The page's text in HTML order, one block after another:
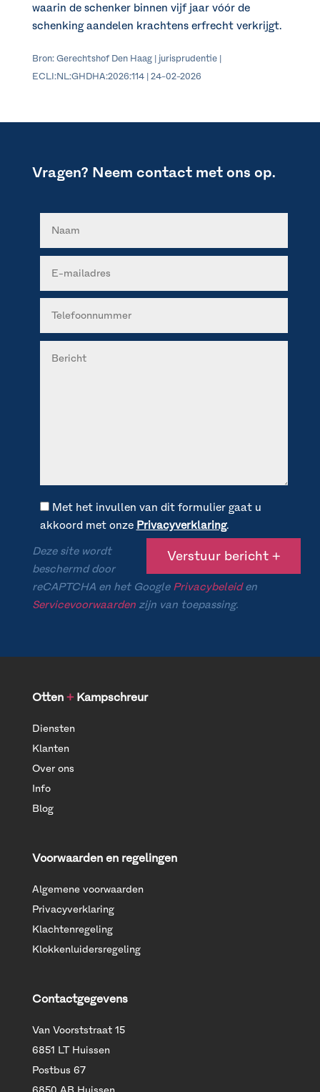
waarin de schenker binnen vijf jaar vóór de
schenking aandelen krachtens erfrecht verkrijgt.
Bron: Gerechtshof Den Haag | jurisprudentie |
ECLI:NL:GHDHA:2026:114 | 24-02-2026
Vragen? Neem contact met ons op.
Met het invullen van dit formulier gaat u
akkoord met onze Privacyverklaring.
Deze site wordt
beschermd door
reCAPTCHA en het Google Privacybeleiden
Servicevoorwaardenzijn van toepassing.
Otten +Kampschreur
Diensten
Klanten
Over ons
Info
Blog
Voorwaarden en regelingen
Algemene voorwaarden
Privacyverklaring
Klachtenregeling
Klokkenluidersregeling
Contactgegevens
Van Voorststraat 15
6851 LT Huissen
Postbus 67